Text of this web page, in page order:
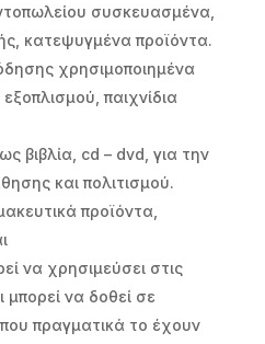
συσκευασμένα,
κατεψυγμένα προϊόντα.
χρησιμοποιημένα
παιχνίδια
βιβλία, cd – dvd, για την
και πολιτισμού.
προϊόντα,
να χρησιμεύσει στις
μπορεί να δοθεί σε
πραγματικά το έχουν